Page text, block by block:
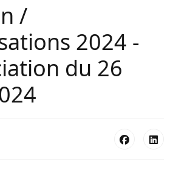
/
2024 -
du 26